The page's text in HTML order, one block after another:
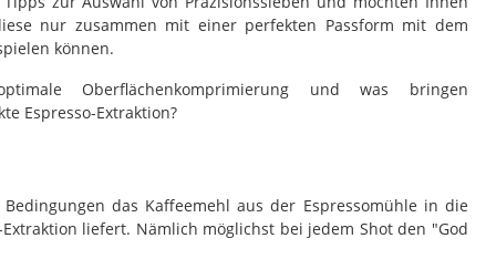
nur zusammen mit einer perfekten Passform mit dem
können.
Oberflächenkomprimierung und was bringen
Espresso-Extraktion?
das Kaffeemehl aus der Espressomühle in die
liefert. Nämlich möglichst bei jedem Shot den "God